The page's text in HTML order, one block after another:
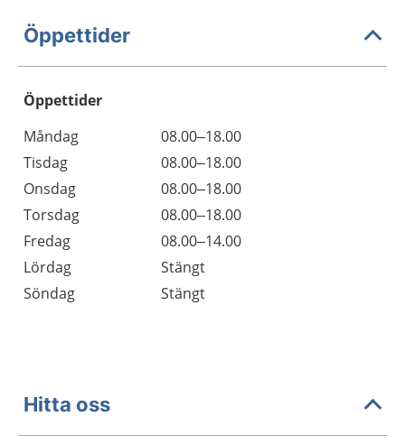
Öppettider
Öppettider
Dag
Öppettider
Kommentarer
Måndag
08.00–18.00
Tisdag
08.00–18.00
Onsdag
08.00–18.00
Torsdag
08.00–18.00
Fredag
08.00–14.00
Lördag
Stängt
Söndag
Stängt
Hitta oss